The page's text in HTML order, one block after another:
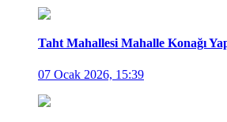
Taht Mahallesi Mahalle Konağı
07 Ocak 2026, 15:39